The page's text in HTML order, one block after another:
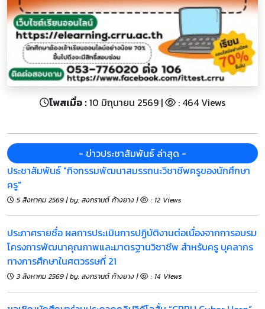
โพสเมื่อ :10 มิถุนายน 2569 | : 464 Views
- ข่าวประชาสัมพันธ์ ล่าสุด -
ประชาสัมพันธ์ "กิจกรรมพัฒนาสมรรถนะวิชาชีพครูของนักศึกษา
ครู"
5 สิงหาคม 2569 | by: สงกรานต์ ก้างยาง | : 12 Views
ประกาศรายชื่อ ผลการประเมินการปฏิบัติงานต่อเนื่องจากการอบรม
โครงการพัฒนาคุณภาพและมาตรฐานวิชาชีพ สำหรับครู บุคลากร
ทางการศึกษาในศตวรรษที่ 21
3 สิงหาคม 2569 | by: สงกรานต์ ก้างยาง | : 14 Views